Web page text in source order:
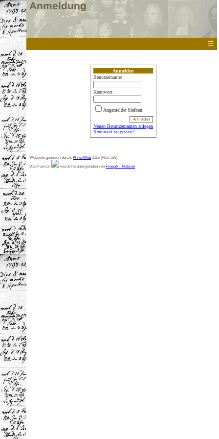
Anmeldung
☰
Anmelden
Benutzername:
Kennwort:
Angemeldet bleiben.
Neuen Benutzernamen anlegen
Kennwort vergessen?
Webseite generiert durch: AhnenWeb 2.6.5 (Rev. 529)
Das Favicon
wurde heruntergeladen von Freepik - Flaticon